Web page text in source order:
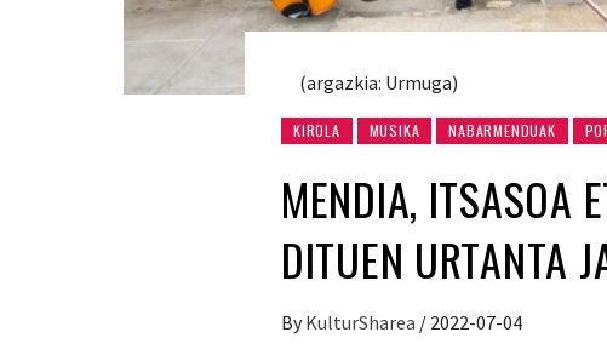
(argazkia: Urmuga)
KIROLA MUSIKA NABARMENDUAK
MENDIA, ITSASOA
DITUEN URTANTA
By KulturSharea / 2022-07-04